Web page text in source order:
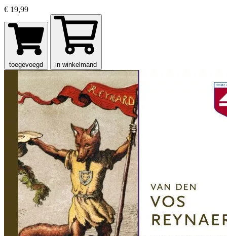
€ 19,99
toegevoegd in winkelmand